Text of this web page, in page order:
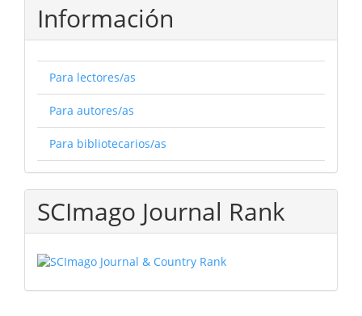
Información
Para lectores/as
Para autores/as
Para bibliotecarios/as
SCImago Journal Rank